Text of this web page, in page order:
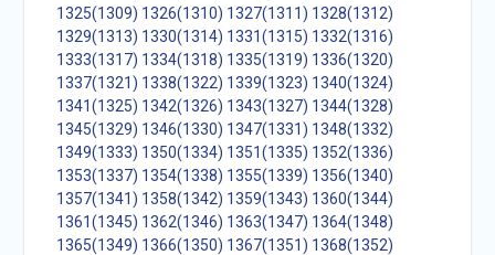
1325(1309) 1326(1310) 1327(1311) 1328(1312)
1329(1313) 1330(1314) 1331(1315) 1332(1316)
1333(1317) 1334(1318) 1335(1319) 1336(1320)
1337(1321) 1338(1322) 1339(1323) 1340(1324)
1341(1325) 1342(1326) 1343(1327) 1344(1328)
1345(1329) 1346(1330) 1347(1331) 1348(1332)
1349(1333) 1350(1334) 1351(1335) 1352(1336)
1353(1337) 1354(1338) 1355(1339) 1356(1340)
1357(1341) 1358(1342) 1359(1343) 1360(1344)
1361(1345) 1362(1346) 1363(1347) 1364(1348)
1365(1349) 1366(1350) 1367(1351) 1368(1352)